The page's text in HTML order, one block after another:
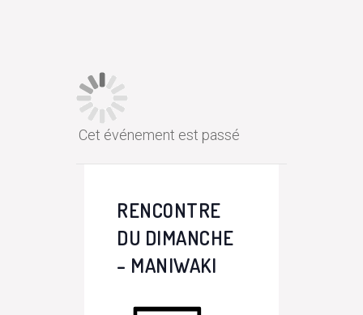
Cet événement est passé
RENCONTRE
DU DIMANCHE
– MANIWAKI